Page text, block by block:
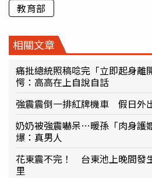
教育部
相關文章
痛批總統照稿唸完「立即起身
愕：高高在上自說自話
強震震倒一排紅牌機車 假日外
奶奶被強震嚇呆…暖孫「肉身
爆：真男人
花東震不完！ 台東池上晚間發
里